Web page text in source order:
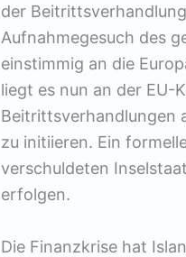
der
Aufnahmegesuch des
einstimmig an die
liegt es nun an der EU-
Beitrittsverhandlungen
zu initiieren. Ein
verschuldeten
erfolgen.
Die Finanzkrise hat